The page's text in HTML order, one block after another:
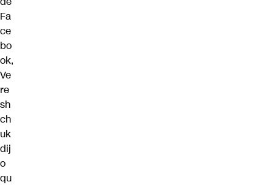
Fa
ce
bo
ok,
Ve
re
sh
ch
uk
dij
o
qu